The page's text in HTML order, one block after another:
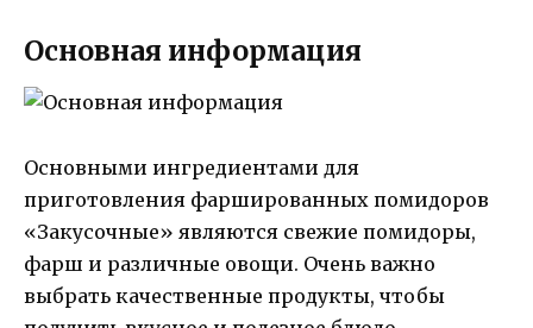
Основная информация
Основными ингредиентами для
приготовления фаршированных помидоров
«Закусочные» являются свежие помидоры,
фарш и различные овощи. Очень важно
выбрать качественные продукты, чтобы